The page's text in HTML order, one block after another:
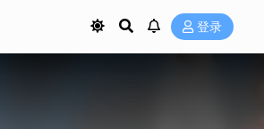
登录